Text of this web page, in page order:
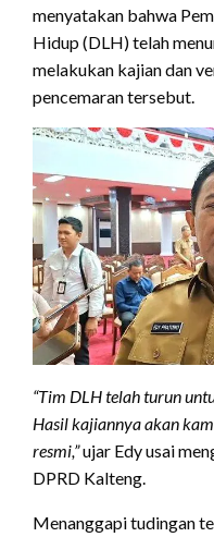
menyatakan bahwa
Hidup (DLH) telah
melakukan kajian dan
pencemaran tersebut.
“Tim DLH telah turun
Hasil kajiannya akan
resmi,”ujar Edy usai
DPRD Kalteng.
Menanggapi tudingan